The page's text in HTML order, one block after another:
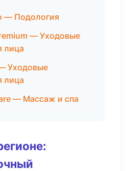
— Подология
— Уходовые
лица
Уходовые
лица
— Массаж и спа